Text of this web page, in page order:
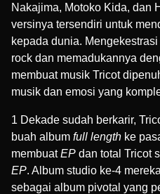
Nakajima, Motoko Kida, dan
versinya tersendiri untuk
kepada dunia.
rock dan memadukannya
membuat musik Tricot
musik dan emosi yang
1 Dekade sudah berkarir,
buah album full length ke
membuatEP dan total Tricot
EP. Album studio ke-4
sebagai album pivotal yang